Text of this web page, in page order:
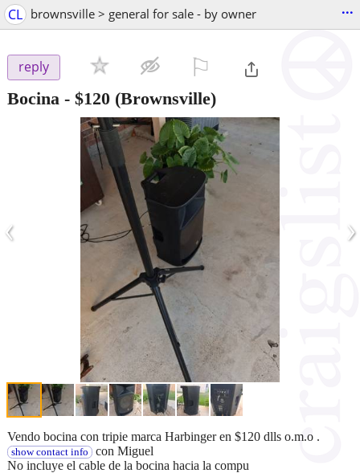
CL brownsville > general for sale - by owner ...
reply
Bocina - $120 (Brownsville)
‹ ›
Vendo bocina con tripie marca Harbinger en $120 dlls o.m.o .
show contact info con Miguel
No incluye el cable de la bocina hacia la compu